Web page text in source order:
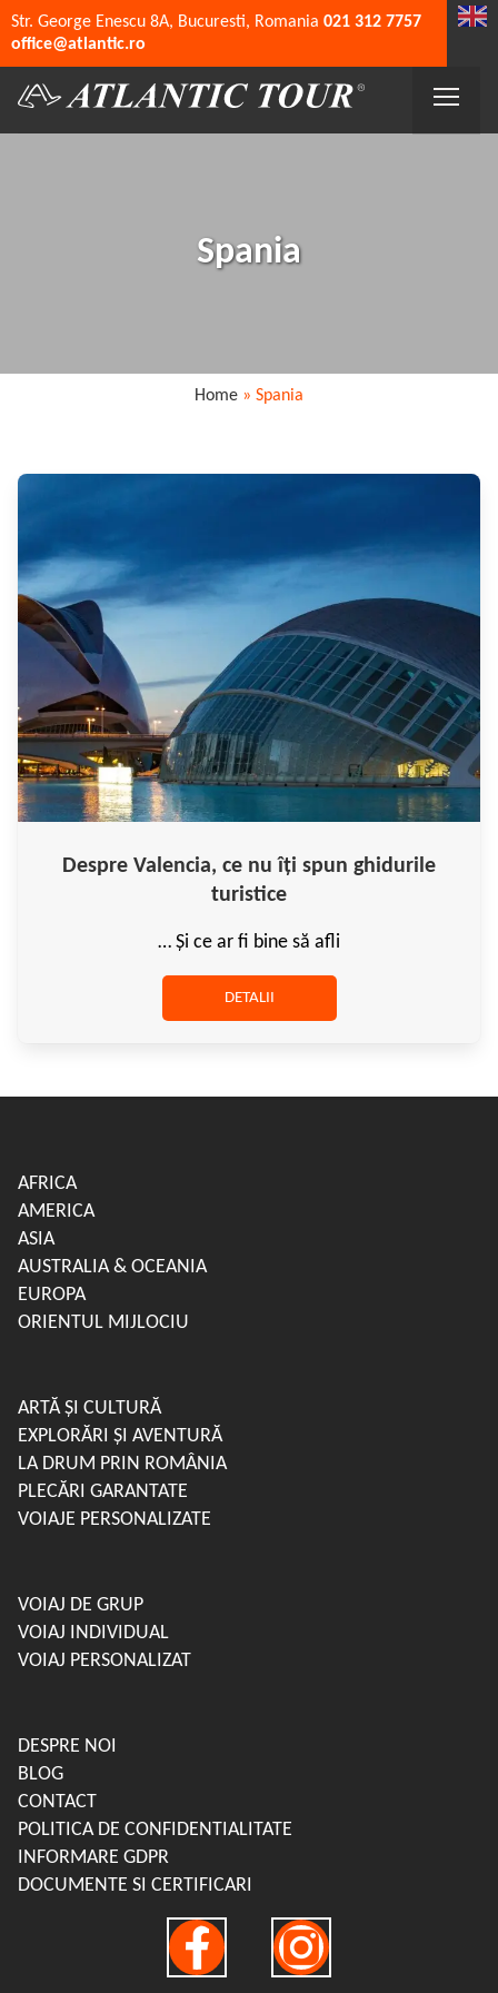
Spania
Home » Spania
Despre Valencia, ce nu îți spun ghidurile
turistice
… Și ce ar fi bine să afli
DETALII
Str. George Enescu 8A, Bucuresti, Romania 021 312 7757
office@atlantic.ro
AFRICA
AMERICA
ASIA
AUSTRALIA & OCEANIA
EUROPA
ORIENTUL MIJLOCIU
ARTĂ ȘI CULTURĂ
EXPLORĂRI ȘI AVENTURĂ
LA DRUM PRIN ROMÂNIA
PLECĂRI GARANTATE
VOIAJE PERSONALIZATE
VOIAJ DE GRUP
VOIAJ INDIVIDUAL
VOIAJ PERSONALIZAT
DESPRE NOI
BLOG
CONTACT
POLITICA DE CONFIDENTIALITATE
INFORMARE GDPR
DOCUMENTE SI CERTIFICARI